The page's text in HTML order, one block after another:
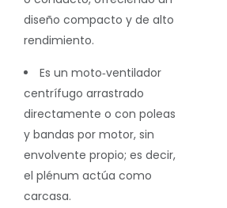
diseño compacto y de alto
rendimiento.
Es un moto‑ventilador
centrífugo arrastrado
directamente o con poleas
y bandas por motor, sin
envolvente propio; es decir,
el plénum actúa como
carcasa.